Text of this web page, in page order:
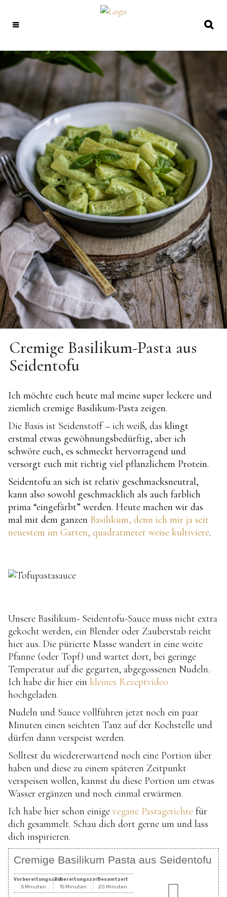
Cremige Basilikum-Pasta aus
Seidentofu
Ich möchte euch heute mal meine super leckere und
ziemlich cremige Basilikum-Pasta zeigen.
Die Basis ist Seidenstoff – ich weiß, das klingt
erstmal etwas gewöhnungsbedürftig, aber ich
schwöre euch, es schmeckt hervorragend und
versorgt euch mit richtig viel pflanzlichem Protein.
Seidentofu an sich ist relativ geschmacksneutral,
kann also sowohl geschmacklich als auch farblich
prima “eingefärbt” werden. Heute machen wir das
mal mit dem ganzen Basilikum, denn ich mir ja seit
neuestem im Garten, quadratmeter weise kultiviere.
Unsere Basilikum- Seidentofu-Sauce muss nicht extra
gekocht werden, ein Blender oder Zauberstab reicht
hier aus. Die pürierte Masse wandert in eine weite
Pfanne (oder Topf) und wartet dort, bei geringe
Temperatur auf die gegarten, abgegossenen Nudeln.
Ich habe dir hier ein kleines Rezeptvideo
hochgeladen.
Nudeln und Sauce vollführen jetzt noch ein paar
Minuten einen seichten Tanz auf der Kochstelle und
dürfen dann verspeist werden.
Solltest du wiedererwartend noch eine Portion über
haben und diese zu einem späteren Zeitpunkt
verspeisen wollen, kannst du diese Portion um etwas
Wasser ergänzen und noch einmal erwärmen.
Ich habe hier schon einige vegane Pastagerichte für
dich gesammelt. Schau dich dort gerne um und lass
dich inspirieren.
Cremige Basilikum Pasta aus Seidentofu
Vorbereitungszeit
5 Minuten
Zubereitungszeit
15 Minuten
Gesamtzeit
20 Minuten